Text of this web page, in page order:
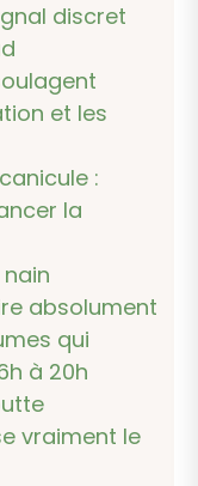
discret
et les
:
la
absolument
qui
à 20h
vraiment le